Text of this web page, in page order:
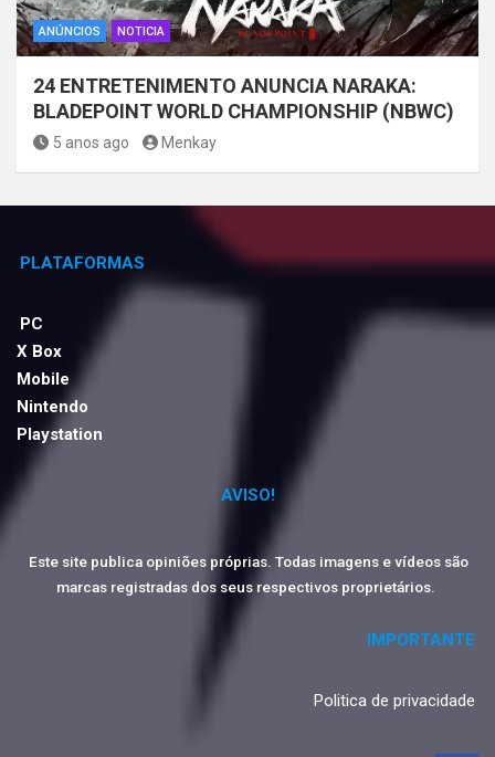
ANÚNCIOS NOTICIA
24 ENTRETENIMENTO ANUNCIA NARAKA:
BLADEPOINT WORLD CHAMPIONSHIP (NBWC)
5 anos ago Menkay
PLATAFORMAS
PC
X Box
Mobile
Nintendo
Playstation
AVISO!
Este site publica opiniões próprias. Todas imagens e vídeos são
marcas registradas dos seus respectivos proprietários.
IMPORTANTE
Politica de privacidade